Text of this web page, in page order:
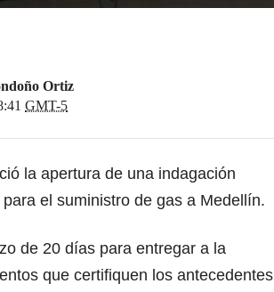
Ortiz
GMT-5
la apertura de una indagación
el suministro de gas a Medellín.
de 20 días para entregar a la
que certifiquen los antecedentes